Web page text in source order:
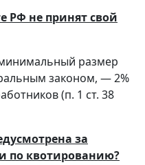
РФ не принят свой
размер
законом, — 2%
(п. 1 ст. 38
за
по квотированию?